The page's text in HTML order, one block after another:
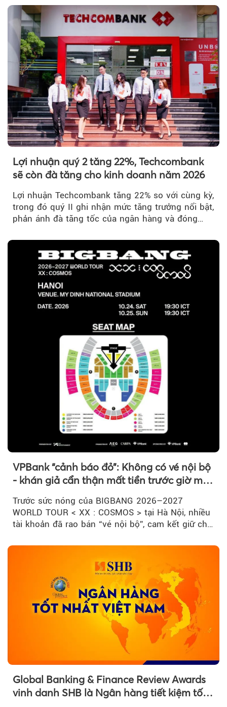
Theo
Lợi nhuận quý 2 tăng 22%, Techcombank
sẽ còn đà tăng cho kinh doanh năm 2026
Lợi nhuận Techcombank tăng 22% so với cùng kỳ,
trong đó quý II ghi nhận mức tăng trưởng nổi bật,
phản ánh đà tăng tốc của ngân hàng và đóng
VPBank “cảnh báo đỏ”: Không có vé nội bộ
- khán giả cẩn thận mất tiền trước giờ mở
Trước sức nóng của BIGBANG 2026–2027
WORLD TOUR < XX : COSMOS > tại Hà Nội, nhiều
tài khoản đã rao bán “vé nội bộ”, cam kết giữ chỗ
Global Banking & Finance Review Awards
vinh danh SHB là Ngân hàng tiết kiệm tốt